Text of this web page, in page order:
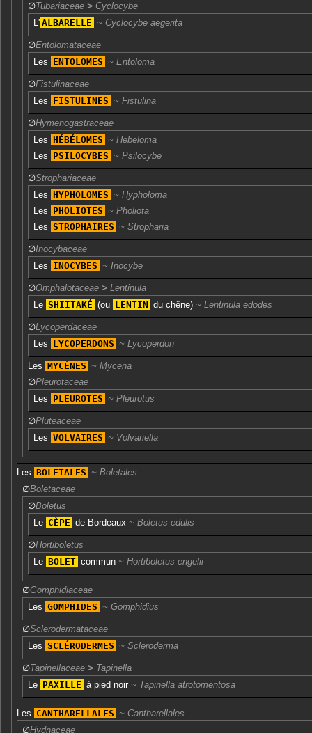
∅Tubariaceae > Cyclocybe
L' ALBARELLE Cyclocybe aegerita
∅Entolomataceae
Les ENTOLOMES Entoloma
∅Fistulinaceae
Les FISTULINES Fistulina
∅Hymenogastraceae
Les HÉBÉLOMES
Hebeloma
Les PSILOCYBES Psilocybe
∅Strophariaceae
Les HYPHOLOMES
Hypholoma
Les PHOLIOTES
Pholiota
Les STROPHAIRES Stropharia
∅Inocybaceae
Les INOCYBES Inocybe
∅Omphalotaceae > Lentinula
Le SHIITAKÉ (ou LENTIN du chêne) Lentinula edodes
∅Lycoperdaceae
Les LYCOPERDONS Lycoperdon
Les MYCÈNES
Mycena
∅Pleurotaceae
Les PLEUROTES Pleurotus
∅Pluteaceae
Les VOLVAIRES Volvariella
Les BOLETALES
Boletales
∅Boletaceae
∅Boletus
Le CÈPE de Bordeaux Boletus edulis
∅Hortiboletus
Le BOLET commun Hortiboletus engelii
∅Gomphidiaceae
Les GOMPHIDES Gomphidius
∅Sclerodermataceae
Les SCLÉRODERMES Scleroderma
∅Tapinellaceae > Tapinella
Le PAXILLE à pied noir Tapinella atrotomentosa
Les CANTHARELLALES
Cantharellales
∅Hydnaceae